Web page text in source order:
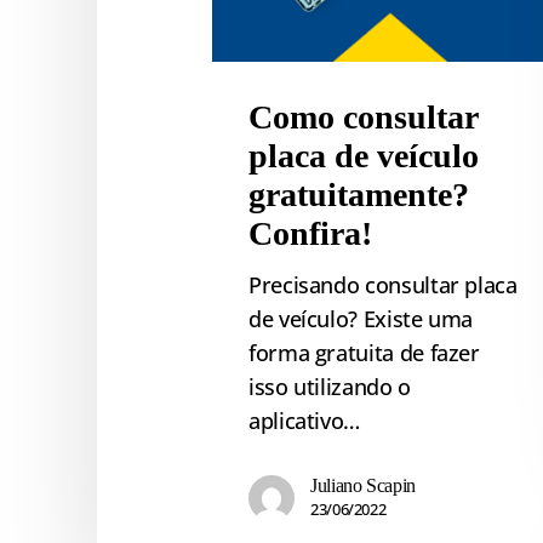
Como consultar
placa de veículo
gratuitamente?
Confira!
Precisando consultar placa
de veículo? Existe uma
forma gratuita de fazer
isso utilizando o
aplicativo…
Juliano Scapin
23/06/2022